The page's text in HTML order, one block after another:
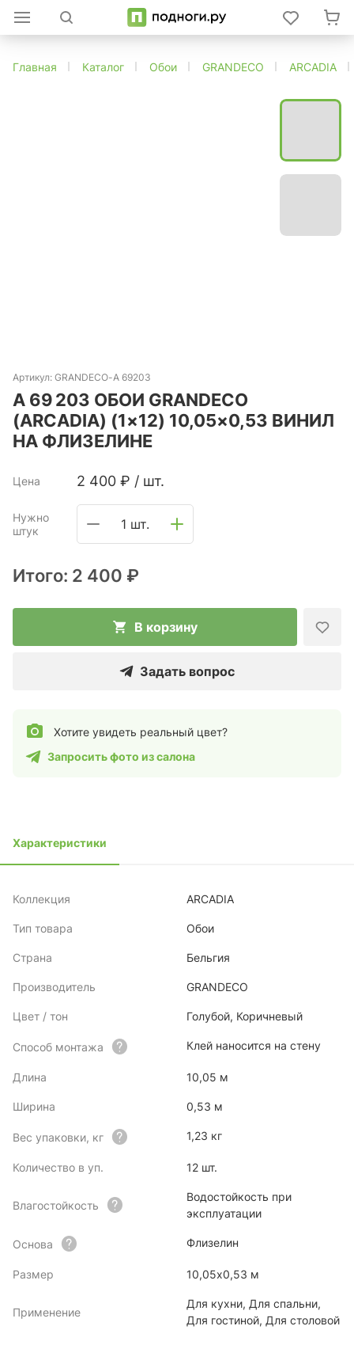
Главная Каталог Обои GRANDECO ARCADIA
Артикул: GRANDECO-A 69203
A 69 203 ОБОИ GRANDECO
(ARCADIA) (1×12) 10,05×0,53 ВИНИЛ
НА ФЛИЗЕЛИНЕ
Цена 2 400 ₽ / шт.
Нужно
штук
1 шт.
Итого: 2 400 ₽
В корзину
Задать вопрос
Хотите увидеть реальный цвет?
Запросить фото из салона
Характеристики
Коллекция ARCADIA
Тип товара Обои
Страна Бельгия
Производитель GRANDECO
Цвет / тон Голубой, Коричневый
Способ монтажа Клей наносится на стену
Длина 10,05 м
Ширина 0,53 м
Вес упаковки, кг 1,23 кг
Количество в уп. 12 шт.
Влагостойкость
Водостойкость при
эксплуатации
Основа Флизелин
Размер 10,05х0,53 м
Применение
Для кухни, Для спальни,
Для гостиной, Для столовой